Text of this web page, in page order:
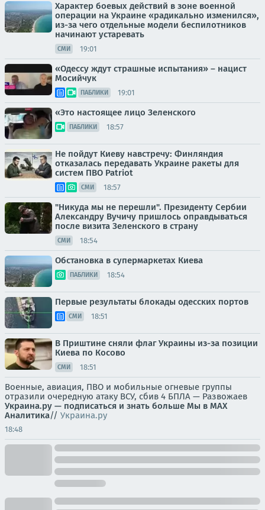
Характер боевых действий в зоне военной
операции на Украине «радикально изменился»,
из-за чего отдельные модели беспилотников
начинают устаревать
СМИ 19:01
«Одессу ждут страшные испытания» – нацист
Мосийчук
ПАБЛИКИ 19:01
«Это настоящее лицо Зеленского
ПАБЛИКИ 18:57
Не пойдут Киеву навстречу: Финляндия
отказалась передавать Украине ракеты для
систем ПВО Patriot
СМИ 18:57
"Никуда мы не перешли". Президенту Сербии
Александру Вучичу пришлось оправдываться
после визита Зеленского в страну
СМИ 18:54
Обстановка в супермаркетах Киева
ПАБЛИКИ 18:54
Первые результаты блокады одесских портов
СМИ 18:51
В Приштине сняли флаг Украины из-за позиции
Киева по Косово
СМИ 18:51
Военные, авиация, ПВО и мобильные огневые группы
отразили очередную атаку ВСУ, сбив 4 БПЛА — Развожаев
Украина.ру — подписаться и знать больше Мы в MAX
Аналитика// Украина.ру
18:48